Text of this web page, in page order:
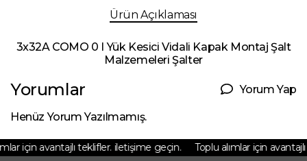
Ürün Açıklaması
3x32A COMO 0 I Yük Kesici Vidali Kapak Montaj Şalt
Malzemeleri Şalter
Yorumlar Yorum Yap
Henüz Yorum Yazılmamış.
için avantajlı teklifler. iletişime geçin. Toplu alımlar için